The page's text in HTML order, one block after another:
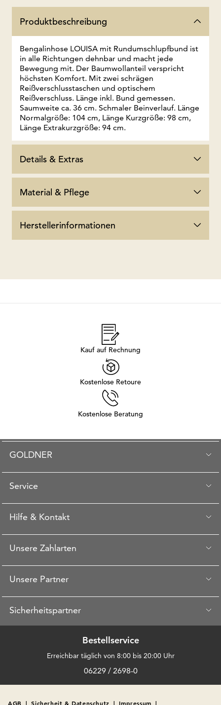
Produktbeschreibung
Bengalinhose LOUISA mit Rundumschlupfbund ist
in alle Richtungen dehnbar und macht jede
Bewegung mit. Der Baumwollanteil verspricht
höchsten Komfort. Mit zwei schrägen
Reißverschlusstaschen und optischem
Reißverschluss. Länge inkl. Bund gemessen.
Saumweite ca. 36 cm. Schmaler Beinverlauf. Länge
Normalgröße: 104 cm, Länge Kurzgröße: 98 cm,
Länge Extrakurzgröße: 94 cm.
Details & Extras
Material & Pflege
Herstellerinformationen
Kauf auf Rechnung
Kostenlose Retoure
Kostenlose Beratung
GOLDNER
Service
Hilfe & Kontakt
Unsere Zahlarten
Unsere Partner
Sicherheitspartner
Bestellservice
Erreichbar täglich von 8:00 bis 20:00 Uhr
06229 / 2698-0
AGB | Sicherheit & Datenschutz | Impressum |